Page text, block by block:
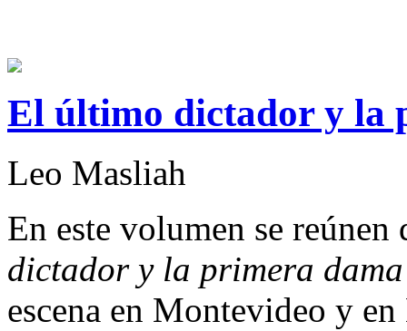
El último dictador y la
Leo Masliah
En este volumen se reúnen
dictador y la primera dama
escena en Montevideo y